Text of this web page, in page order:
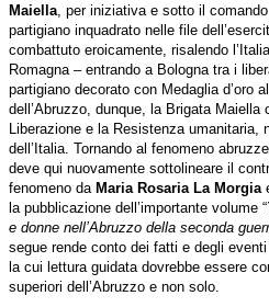
Maiella , per iniziativa e sotto il
partigiano inquadrato nelle file
combattuto eroicamente, risalendo
Romagna – entrando a Bologna tra i
partigiano decorato con Medaglia d’oro
dell’Abruzzo, dunque, la Brigata Maiella
Liberazione e la Resistenza
dell’Italia. Tornando al fenomeno
deve qui nuovamente sottolineare il
fenomeno da Maria Rosaria La Morgia
la pubblicazione dell’importante volume “
e donne nell’Abruzzo della seconda
segue rende conto dei fatti e degli
la cui lettura guidata dovrebbe essere
superiori dell’Abruzzo e non solo.